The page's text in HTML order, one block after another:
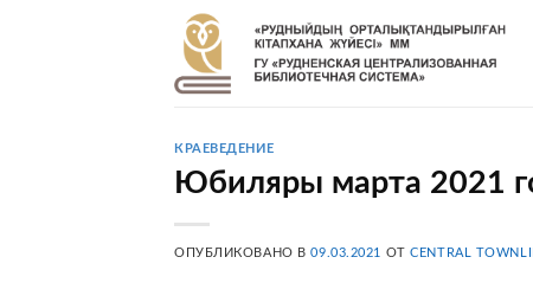
КРАЕВЕДЕНИЕ
Юбиляры марта 2021
ОПУБЛИКОВАНО В09.03.2021 ОТCENTRAL